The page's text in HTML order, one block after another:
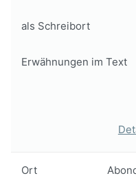
als Schreibort
Erwähnungen im Text
Ort